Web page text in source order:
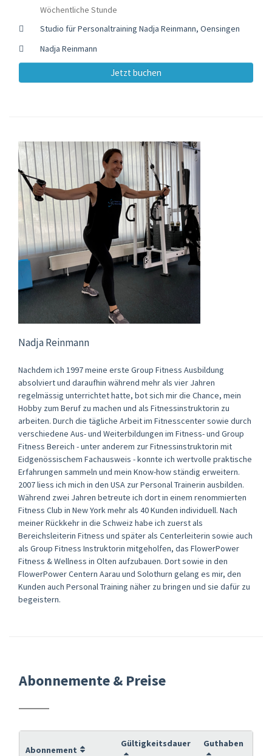
Wöchentliche Stunde
Studio für Personaltraining Nadja Reinmann, Oensingen
Nadja Reinmann
Jetzt buchen
Nadja Reinmann
Nachdem ich 1997 meine erste Group Fitness Ausbildung
absolviert und daraufhin während mehr als vier Jahren
regelmässig unterrichtet hatte, bot sich mir die Chance, mein
Hobby zum Beruf zu machen und als Fitnessinstruktorin zu
arbeiten. Durch die tägliche Arbeit im Fitnesscenter sowie durch
verschiedene Aus- und Weiterbildungen im Fitness- und Group
Fitness Bereich - unter anderem zur Fitnessinstruktorin mit
Eidgenössischem Fachausweis - konnte ich wertvolle praktische
Erfahrungen sammeln und mein Know-how ständig erweitern.
2007 liess ich mich in den USA zur Personal Trainerin ausbilden.
Während zwei Jahren betreute ich dort in einem renommierten
Fitness Club in New York mehr als 40 Kunden individuell. Nach
meiner Rückkehr in die Schweiz habe ich zuerst als
Bereichsleiterin Fitness und später als Centerleiterin sowie auch
als Group Fitness Instruktorin mitgeholfen, das FlowerPower
Fitness & Wellness in Olten aufzubauen. Dort sowie in den
FlowerPower Centern Aarau und Solothurn gelang es mir, den
Kunden auch Personal Training näher zu bringen und sie dafür zu
begeistern.
Abonnemente & Preise
Abonnement
Gültigkeitsdauer Guthaben